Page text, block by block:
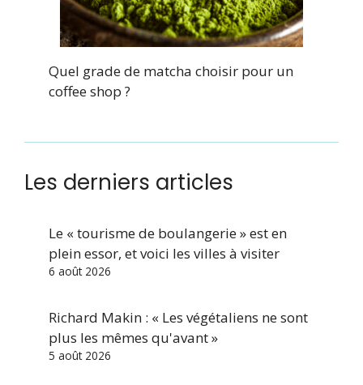
Quel grade de matcha choisir pour un
coffee shop ?
Les derniers articles
Le « tourisme de boulangerie » est en
plein essor, et voici les villes à visiter
6 août 2026
Richard Makin : « Les végétaliens ne sont
plus les mêmes qu'avant »
5 août 2026